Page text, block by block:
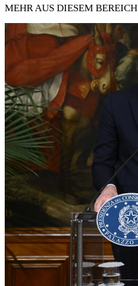
MEHR AUS DIESEM BEREICH